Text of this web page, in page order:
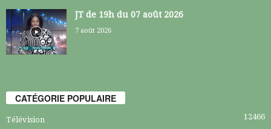
JT de 19h du 07 août 2026
7 août 2026
CATÉGORIE POPULAIRE
Télévision 12466